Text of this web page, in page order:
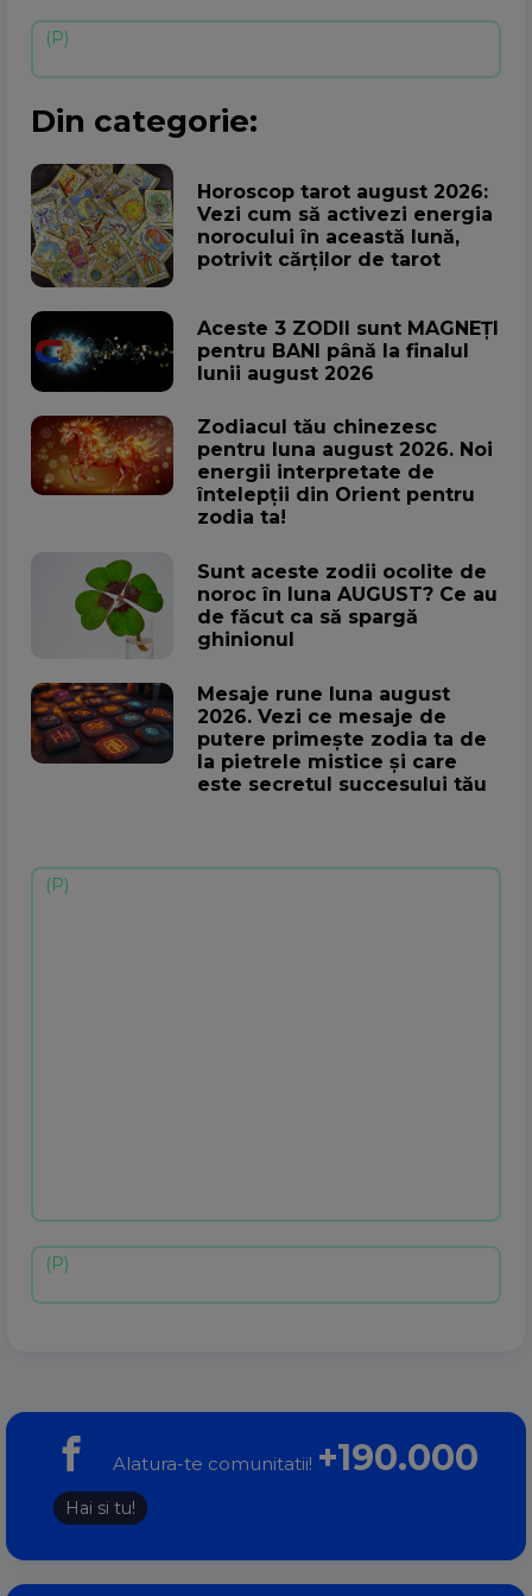
Din categorie:
Horoscop tarot august 2026:
Vezi cum să activezi energia
norocului în această lună,
potrivit cărților de tarot
Aceste 3 ZODII sunt MAGNEȚI
pentru BANI până la finalul
lunii august 2026
Zodiacul tău chinezesc
pentru luna august 2026. Noi
energii interpretate de
întelepții din Orient pentru
zodia ta!
Sunt aceste zodii ocolite de
noroc în luna AUGUST? Ce au
de făcut ca să spargă
ghinionul
Mesaje rune luna august
2026. Vezi ce mesaje de
putere primește zodia ta de
la pietrele mistice și care
este secretul succesului tău
Alatura-te comunitatii! +190.000
Hai si tu!